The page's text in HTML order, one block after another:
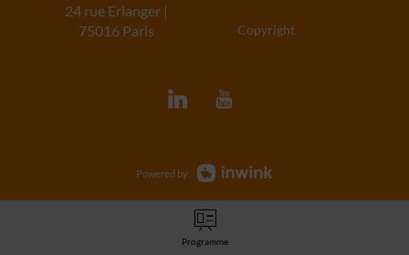
24 rue Erlanger |
75016 Paris
Copyright
Powered by
Programme